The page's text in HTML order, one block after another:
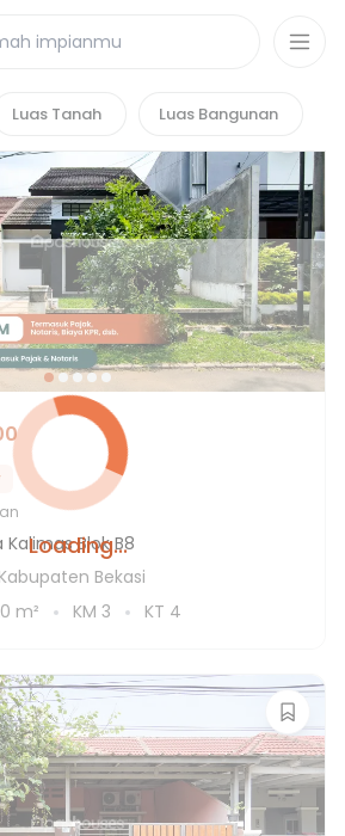
Luas Tanah Luas Bangunan
Loading...
Kalimas
Blok B8
Bekasi
m² KM 3 KT 4